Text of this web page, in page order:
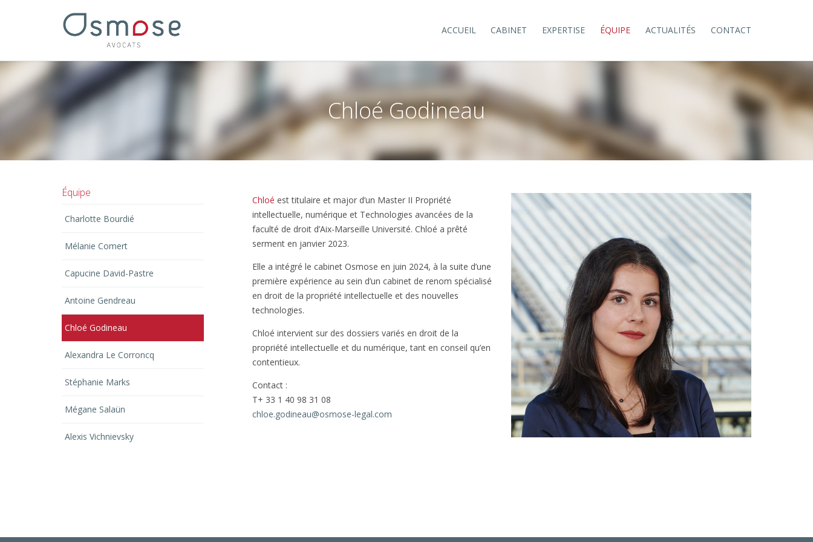
ACCUEIL CABINET EXPERTISE ÉQUIPE ACTUALITÉS CONTACT
Chloé Godineau
Équipe
Charlotte Bourdié
Mélanie Comert
Capucine David-Pastre
Antoine Gendreau
Chloé Godineau
Alexandra Le Corroncq
Stéphanie Marks
Mégane Salaün
Alexis Vichnievsky
Chloé est titulaire et major d’un Master II Propriété
intellectuelle, numérique et Technologies avancées de la
faculté de droit d’Aix-Marseille Université. Chloé a prêté
serment en janvier 2023.
Elle a intégré le cabinet Osmose en juin 2024, à la suite d’une
première expérience au sein d’un cabinet de renom spécialisé
en droit de la propriété intellectuelle et des nouvelles
technologies.
Chloé intervient sur des dossiers variés en droit de la
propriété intellectuelle et du numérique, tant en conseil qu’en
contentieux.
Contact :
T+ 33 1 40 98 31 08
chloe.godineau@osmose-legal.com